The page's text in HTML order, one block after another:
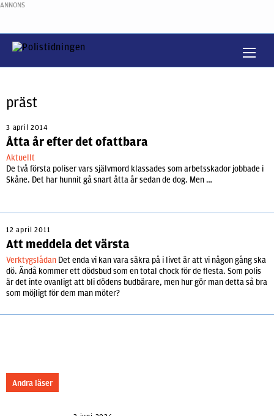
ANNONS
präst
3 april 2014
Åtta år efter det ofattbara
Aktuellt
De två första poliser vars självmord klassades som arbetsskador jobbade i
Skåne. Det har hunnit gå snart åtta år sedan de dog. Men …
12 april 2011
Att meddela det värsta
Verktygslådan Det enda vi kan vara säkra på i livet är att vi någon gång ska
dö. Ändå kommer ett dödsbud som en total chock för de flesta. Som polis
är det inte ovanligt att bli dödens budbärare, men hur gör man detta så bra
som möjligt för dem man möter?
Andra läser